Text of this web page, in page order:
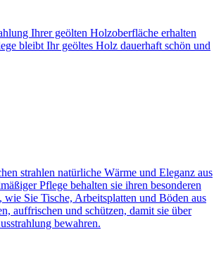
Ihrer geölten Holzoberfläche erhalten
bleibt Ihr geöltes Holz dauerhaft schön und
strahlen natürliche Wärme und Eleganz aus
Pflege behalten sie ihren besonderen
wie Sie Tische, Arbeitsplatten und Böden aus
auffrischen und schützen, damit sie über
bewahren.